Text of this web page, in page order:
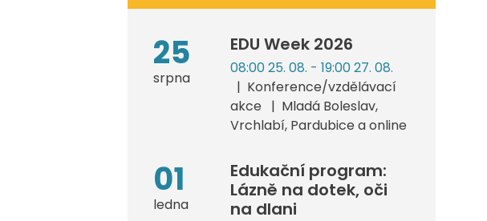
25
srpna
EDU Week 2026
08:00 25. 08. - 19:00 27. 08.
Konference/vzdělávací
akce
Mladá Boleslav,
Vrchlabí, Pardubice a online
01
ledna
Edukační program:
Lázně na dotek, oči
na dlani